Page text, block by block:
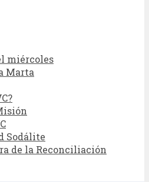
miércoles
Marta
Sodálite
de la Reconciliación